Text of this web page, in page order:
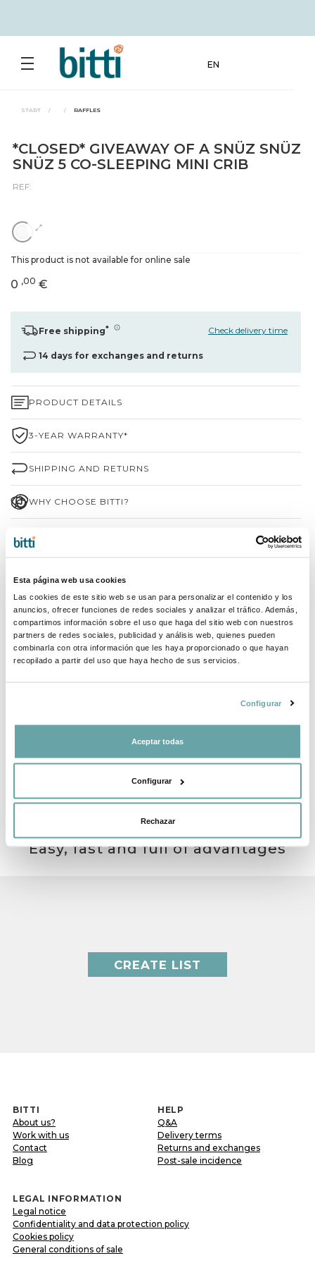
Esta página web usa cookies
Las cookies de este sitio web se usan para personalizar el contenido y los
anuncios, ofrecer funciones de redes sociales y analizar el tráfico. Además,
compartimos información sobre el uso que haga del sitio web con nuestros
partners de redes sociales, publicidad y análisis web, quienes pueden
combinarla con otra información que les haya proporcionado o que hayan
recopilado a partir del uso que haya hecho de sus servicios.
Configurar
Aceptar todas
Configurar
Rechazar
EN
START / / RAFFLES
*CLOSED* GIVEAWAY OF A SNÜZ SNÜZ
SNÜZ 5 CO-SLEEPING MINI CRIB
REF:
This product is not available for online sale
0 ,00 €
Free shipping* Check delivery time
14 days for exchanges and returns
PRODUCT DETAILS
3-YEAR WARRANTY*
SHIPPING AND RETURNS
WHY CHOOSE BITTI?
BRAND INFORMATION
SHARE
OTHER CUSTOMERS ALSO VIEWED
Easy, fast and full of advantages
CREATE LIST
BITTI
About us?
Work with us
Contact
Blog
HELP
Q&A
Delivery terms
Returns and exchanges
Post-sale incidence
LEGAL INFORMATION
Legal notice
Confidentiality and data protection policy
Cookies policy
General conditions of sale